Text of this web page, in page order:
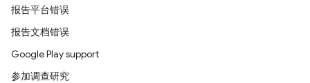
报告平台错误
报告文档错误
Google Play support
参加调查研究